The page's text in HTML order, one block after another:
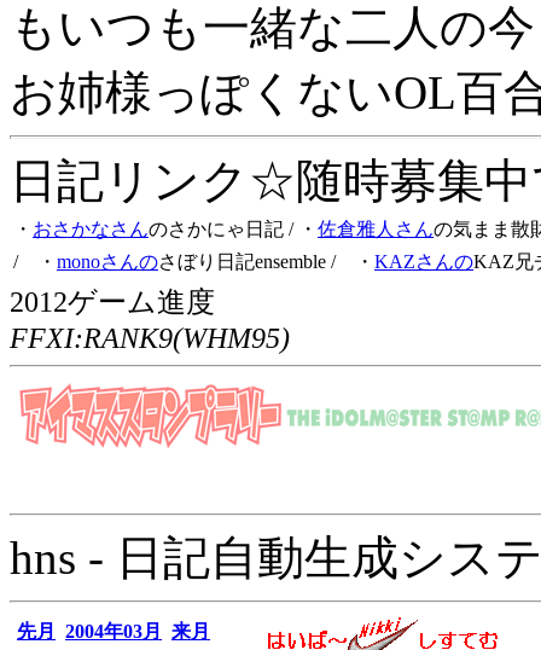
もいつも一緒な二人の
お姉様っぽくないOL百
日記リンク☆随時募集
・ おさかなさんのさかにゃ日記 / ・ 佐倉雅人さんの気まま散
/ ・ monoさんのさぼり日記ensemble / ・ KAZさんのKAZ兄
2012ゲーム進度
FFXI:RANK9(WHM95)
hns - 日記自動生成シス
先月 2004年03月
来月